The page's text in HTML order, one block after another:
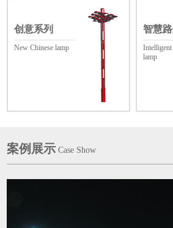
创意系列
New Chinese lamp
智慧
Intelligent
lamp
案例展示 Case Show